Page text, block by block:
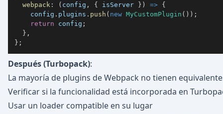
webpack : ( config , { isServer } ) => {
    config
. plugins . push ( new MyCustomPlugin ( ) ) ;
return config ;
} ,
} ;
Después (Turbopack):
La mayoría de plugins de Webpack no tienen
Verificar si la funcionalidad está incorporada en
Usar un loader compatible en su lugar